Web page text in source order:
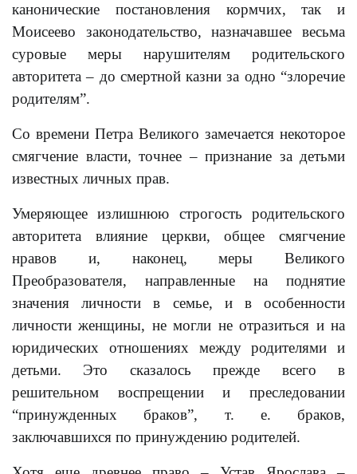
канонические постановления кормчих, так и
Моисеево законодательство, назначавшее весьма
суровые меры нарушителям родительского
авторитета – до смертной казни за одно “злоречие
родителям”.
Со времени Петра Великого замечается некоторое
смягчение власти, точнее – признание за детьми
известных личных прав.
Умеряющее излишнюю строгость родительского
авторитета влияние церкви, общее смягчение
нравов и, наконец, меры Великого
Преобразователя, направленные на поднятие
значения личности в семье, и в особенности
личности женщины, не могли не отразиться и на
юридических отношениях между родителями и
детьми. Это сказалось прежде всего в
решительном воспрещении и преследовании
“принужденных браков”, т. е. браков,
заключавшихся по принуждению родителей.